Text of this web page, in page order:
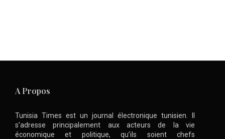
A Propos
Tunisia Times est un journal électronique tunisien. Il
s’adresse principalement aux acteurs de la vie
économique et politique, qu’ils soient chefs